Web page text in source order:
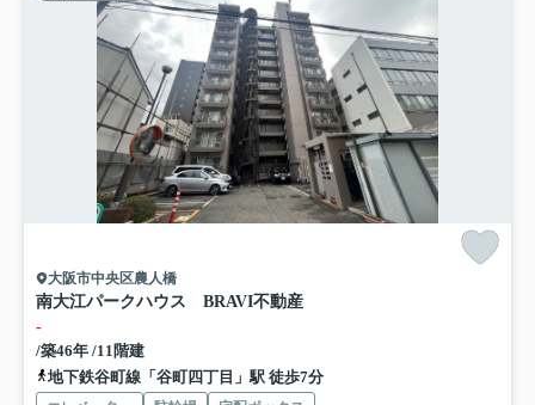
大阪市中央区農人橋
南大江パークハウス BRAVI不動産
-
/築46年 /11階建
地下鉄谷町線「谷町四丁目」駅 徒歩7分